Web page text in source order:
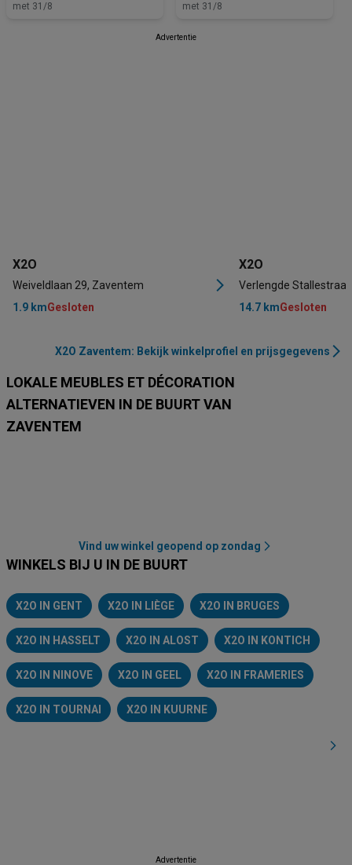
met 31/8
met 31/8
Advertentie
X2O
Weiveldlaan 29, Zaventem
1.9 kmGesloten
X2O
Verlengde
14.7 kmGesloten
X2O Zaventem: Bekijk winkelprofiel en prijsgegevens
LOKALE MEUBLES ET DÉCORATION
ALTERNATIEVEN IN DE BUURT VAN
ZAVENTEM
Vind uw winkel geopend op zondag
WINKELS BIJ U IN DE BUURT
X2O IN GENT X2O IN LIÈGE X2O IN BRUGES
X2O IN HASSELT X2O IN ALOST X2O IN KONTICH
X2O IN NINOVE X2O IN GEEL X2O IN FRAMERIES
X2O IN TOURNAI X2O IN KUURNE
Advertentie